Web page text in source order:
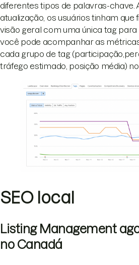
diferentes tipos de palavras-chave.
atualização, os usuários tinham que
visão geral com uma única tag
você pode acompanhar as
cada grupo de tag
tráfego estimado, posição média)
SEO local
Listing Management
no Canadá